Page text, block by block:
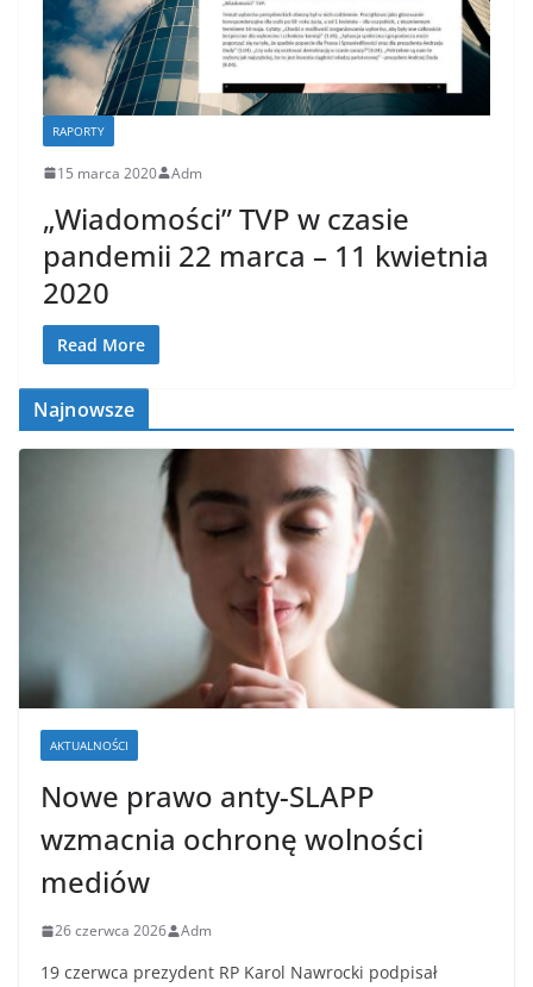
RAPORTY
15 marca 2020 Adm
„Wiadomości” TVP w czasie
pandemii 22 marca – 11 kwietnia
2020
Read More
Najnowsze
AKTUALNOŚCI
Nowe prawo anty-SLAPP
wzmacnia ochronę wolności
mediów
26 czerwca 2026 Adm
19 czerwca prezydent RP Karol Nawrocki podpisał